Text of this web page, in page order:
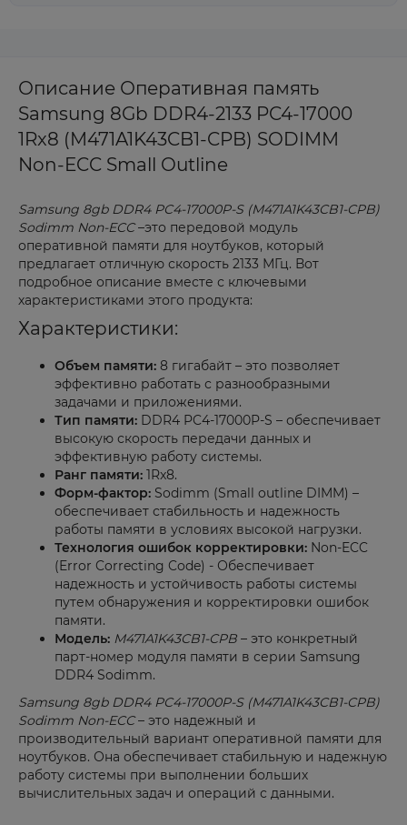
Описание Оперативная память
Samsung 8Gb DDR4-2133 PC4-17000
1Rx8 (M471A1K43CB1-CPB) SODIMM
Non-ECC Small Outline
Samsung 8gb DDR4 PC4-17000P-S (M471A1K43CB1-CPB)
Sodimm Non-ECC–это передовой модуль
оперативной памяти для ноутбуков, который
предлагает отличную скорость 2133 МГц. Вот
подробное описание вместе с ключевыми
характеристиками этого продукта:
Характеристики:
Объем памяти: 8 гигабайт – это позволяет
эффективно работать с разнообразными
задачами и приложениями.
Тип памяти: DDR4 PC4-17000P-S – обеспечивает
высокую скорость передачи данных и
эффективную работу системы.
Ранг памяти: 1Rx8.
Форм-фактор: Sodimm (Small outline DIMM) –
обеспечивает стабильность и надежность
работы памяти в условиях высокой нагрузки.
Технология ошибок корректировки: Non-ECC
(Error Correcting Code) - Обеспечивает
надежность и устойчивость работы системы
путем обнаружения и корректировки ошибок
памяти.
Модель: M471A1K43CB1-CPB – это конкретный
парт-номер модуля памяти в серии Samsung
DDR4 Sodimm.
Samsung 8gb DDR4 PC4-17000P-S (M471A1K43CB1-CPB)
Sodimm Non-ECC– это надежный и
производительный вариант оперативной памяти для
ноутбуков. Она обеспечивает стабильную и надежную
работу системы при выполнении больших
вычислительных задач и операций с данными.